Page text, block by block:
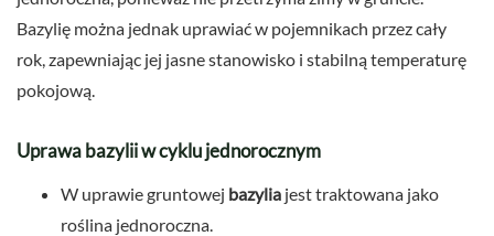
Bazylię można jednak uprawiać w pojemnikach przez cały
rok, zapewniając jej jasne stanowisko i stabilną temperaturę
pokojową.
Uprawa bazylii w cyklu jednorocznym
W uprawie gruntowej bazylia jest traktowana jako
roślina jednoroczna.